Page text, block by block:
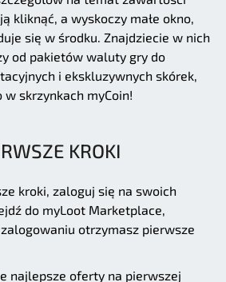
kliknąć, a wyskoczy małe okno,
się w środku. Znajdziecie w nich
od pakietów waluty gry do
i ekskluzywnych skórek,
skrzynkach myCoin!
KROKI
kroki, zaloguj się na swoich
do myLoot Marketplace,
zalogowaniu otrzymasz pierwsze
najlepsze oferty na pierwszej